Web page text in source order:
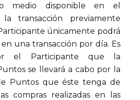
medio disponible en el
transacción previamente
únicamente podrá
una transacción por día. Es
el Participante que la
se llevará a cabo por la
Puntos que éste tenga de
compras realizadas en las